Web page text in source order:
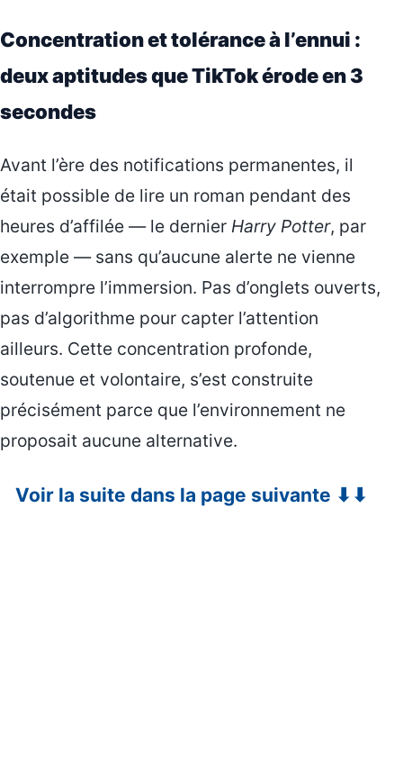
Concentration et tolérance à l’ennui :
deux aptitudes que TikTok érode en 3
secondes
Avant l’ère des notifications permanentes, il
était possible de lire un roman pendant des
heures d’affilée — le dernier Harry Potter, par
exemple — sans qu’aucune alerte ne vienne
interrompre l’immersion. Pas d’onglets ouverts,
pas d’algorithme pour capter l’attention
ailleurs. Cette concentration profonde,
soutenue et volontaire, s’est construite
précisément parce que l’environnement ne
proposait aucune alternative.
Voir la suite dans la page suivante ⬇⬇